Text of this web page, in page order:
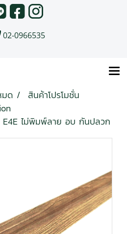
02-0966535
มด
สินค้าโปรโมชั่น
E4E ไม่พิมพ์ลาย อบ กันปลวก